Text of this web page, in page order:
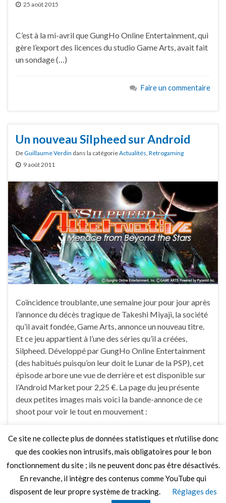
25 août 2015
C’est à la mi-avril que GungHo Online Entertainment, qui
gère l’export des licences du studio Game Arts, avait fait
un sondage (…)
Faire un commentaire
Un nouveau Silpheed sur Android
DeGuillaume Verdin dans la catégorieActualités Retrogaming
9 août 2011
Coïncidence troublante, une semaine jour pour jour après
l’annonce du décès tragique de Takeshi Miyaji, la société
qu’il avait fondée, Game Arts, annonce un nouveau titre.
Et ce jeu appartient à l’une des séries qu’il a créées,
Silpheed. Développé par GungHo Online Entertainment
(des habitués puisqu’on leur doit le Lunar de la PSP), cet
épisode arbore une vue de derrière et est disponible sur
l’Android Market pour 2,25 €. La page du jeu présente
deux petites images mais voici la bande-annonce de ce
shoot pour voir le tout en mouvement :
Faire un commentaire
Ce site ne collecte plus de données statistiques et n'utilise donc
que des cookies non intrusifs, mais obligatoires pour le bon
fonctionnement du site ; ils ne peuvent donc pas être désactivés.
En revanche, il intègre des contenus comme YouTube qui
disposent de leur propre système de tracking.
Réglages des